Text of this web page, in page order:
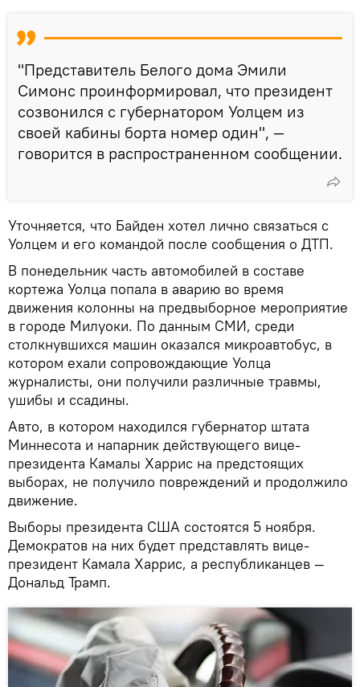
"Представитель Белого дома Эмили
Симонс проинформировал, что президент
созвонился с губернатором Уолцем из
своей кабины борта номер один", —
говорится в распространенном сообщении.
Уточняется, что Байден хотел лично связаться с
Уолцем и его командой после сообщения о ДТП.
В понедельник часть автомобилей в составе
кортежа Уолца попала в аварию во время
движения колонны на предвыборное мероприятие
в городе Милуоки. По данным СМИ, среди
столкнувшихся машин оказался микроавтобус, в
котором ехали сопровождающие Уолца
журналисты, они получили различные травмы,
ушибы и ссадины.
Авто, в котором находился губернатор штата
Миннесота и напарник действующего вице-
президента Камалы Харрис на предстоящих
выборах, не получило повреждений и продолжило
движение.
Выборы президента США состоятся 5 ноября.
Демократов на них будет представлять вице-
президент Камала Харрис, а республиканцев —
Дональд Трамп.